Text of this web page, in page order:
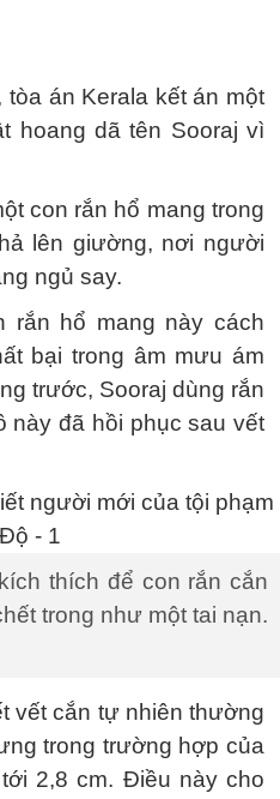
án Kerala kết án một
hoang dã tên Sooraj vì
con rắn hổ mang trong
lên giường, nơi người
ngủ say.
rắn hổ mang này cách
bại trong âm mưu ám
trước, Sooraj dùng rắn
này đã hồi phục sau vết
thích để con rắn cắn
trong như một tai nạn.
vết cắn tự nhiên thường
trong trường hợp của
2,8 cm. Điều này cho